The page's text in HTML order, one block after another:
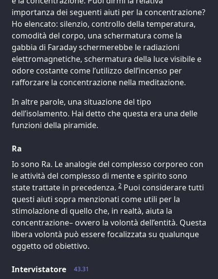
importanza dei seguenti aiuti per la concentrazione?
Ho elencato: silenzio, controllo della temperatura,
comodità del corpo, una schermatura come la
gabbia di Faraday schermerebbe le radiazioni
elettromagnetiche, schermatura della luce visibile e
odore costante come l’utilizzo dell’incenso per
rafforzare la concentrazione nella meditazione.
In altre parole, una situazione del tipo
dell’isolamento. Hai detto che questa era una delle
funzioni della piramide.
Ra
Io sono Ra. Le analogie del complesso corporeo con
le attività del complesso di mente e spirito sono
state trattate in precedenza. 2 Puoi considerare tutti
questi aiuti sopra menzionati come utili per la
stimolazione di quello che, in realtà, aiuta la
concentrazione– ovvero la volontà dell’entità. Questa
libera volontà può essere focalizzata su qualunque
oggetto od obiettivo.
43.31
Intervistatore